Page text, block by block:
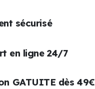
sécurisé
en ligne 24/7
GATUITE dès 49€